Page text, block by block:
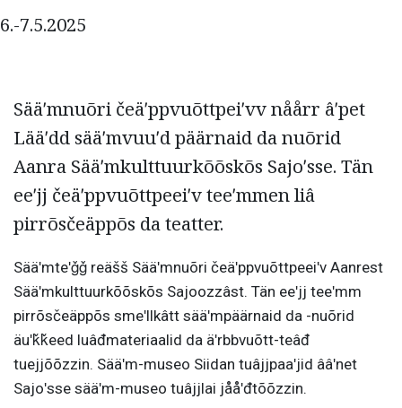
6.-7.5.2025
Sääʹmnuõri čeäʹppvuõttpeiʹvv nåårr âʹpet
Lääʹdd sääʹmvuuʹd päärnaid da nuõrid
Aanra Sääʹmkulttuurkõõskõs Sajoʹsse. Tän
eeʹjj čeäʹppvuõttpeeiʹv teeʹmmen liâ
pirrõsčeäppõs da teatter.
Sääʹmteʹǧǧ reäšš Sääʹmnuõri čeäʹppvuõttpeeiʹv Aanrest
Sääʹmkulttuurkõõskõs Sajoozzâst. Tän eeʹjj teeʹmm
pirrõsčeäppõs smeʹllkâtt sääʹmpäärnaid da -nuõrid
äuʹǩǩeed luâđmateriaalid da äʹrbbvuõtt-teâđ
tuejjõõzzin. Sääʹm-museo Siidan tuâjjpaaʹjid ââʹnet
Sajoʹsse sääʹm-museo tuâjjlai jååʹđtõõzzin.